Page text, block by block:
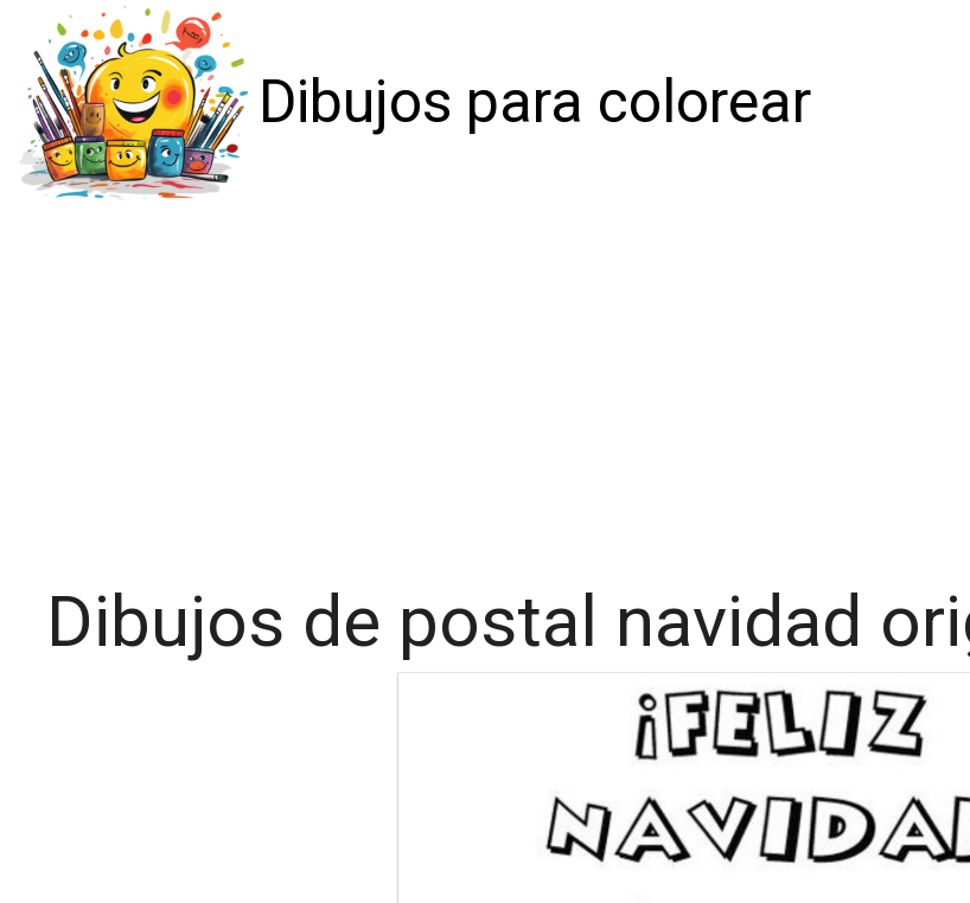
Dibujos para colorear
Dibujos de postal navidad